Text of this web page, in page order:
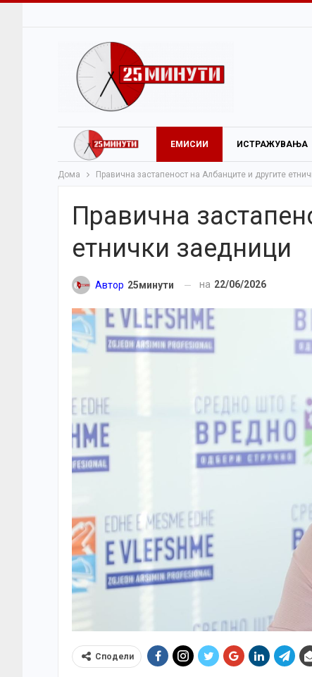
ЕМИСИИ ИСТРАЖУВАЊА
Дома Правична застапеност на Албанците и другите
Правична
етнички заедници
Автор 25минути на 22/06/2026
Сподели